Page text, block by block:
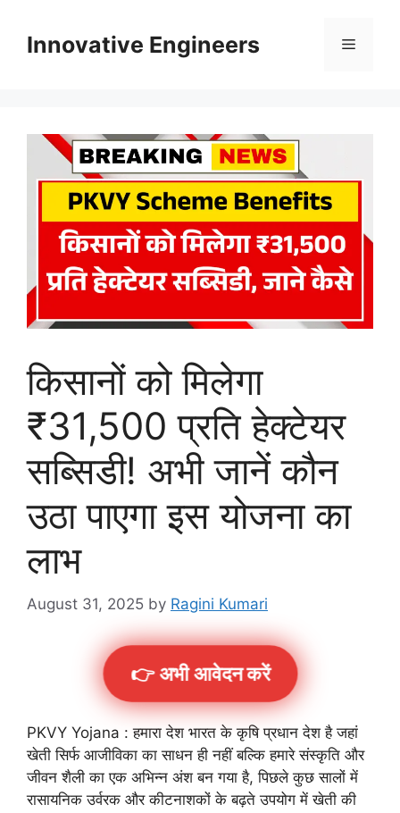
contentInnovative Engineers Menu
किसानों को मिलेगा
₹31,500 प्रति हेक्टेयर
सब्सिडी! अभी जानें कौन
उठा पाएगा इस योजना का
लाभ
August 31, 2025 by Ragini Kumari
👉 अभी आवेदन करें
PKVY Yojana : हमारा देश भारत के कृषि प्रधान देश है जहां
खेती सिर्फ आजीविका का साधन ही नहीं बल्कि हमारे संस्कृति और
जीवन शैली का एक अभिन्न अंश बन गया है, पिछले कुछ सालों में
रासायनिक उर्वरक और कीटनाशकों के बढ़ते उपयोग में खेती की